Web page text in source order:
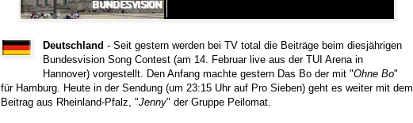
Deutschland - Seit gestern werden bei TV total die Beiträge beim diesjährigen
Bundesvision Song Contest (am 14. Februar live aus der TUI Arena in
Hannover) vorgestellt. Den Anfang machte gestern Das Bo der mit "Ohne Bo"
für Hamburg. Heute in der Sendung (um 23:15 Uhr auf Pro Sieben) geht es weiter mit dem
Beitrag aus Rheinland-Pfalz, "Jenny" der Gruppe Peilomat.